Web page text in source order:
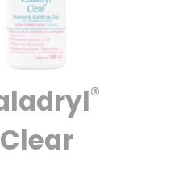
®
Clear